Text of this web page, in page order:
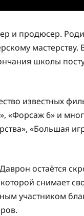
и продюсер.
школы
известных
«Форсаж 6» и
«Большая
остаётся
снимает
участником